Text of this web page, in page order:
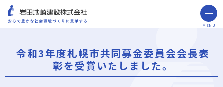
MENU
ごあいさつ
ミッション・ビジョン・社訓
会社概要
組織図
役員一覧
沿革
岩田地崎の歴史
事業所一覧
関連会社
プレスリリース
財務情報
岩田地崎建設のCM
3分でわかる岩田地崎建設
令和3年度札幌市共同募金委員会会長表
彰を受賞いたしました。